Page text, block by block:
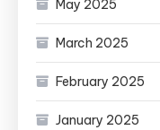
May 2025
March 2025
February 2025
January 2025